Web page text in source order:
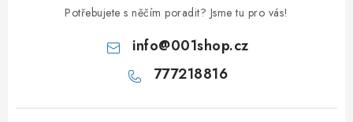
Potřebujete s něčím poradit? Jsme tu pro vás!
info@001shop.cz
777218816